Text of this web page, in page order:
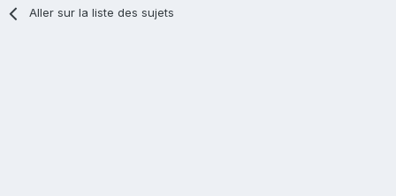
Aller sur la liste des sujets